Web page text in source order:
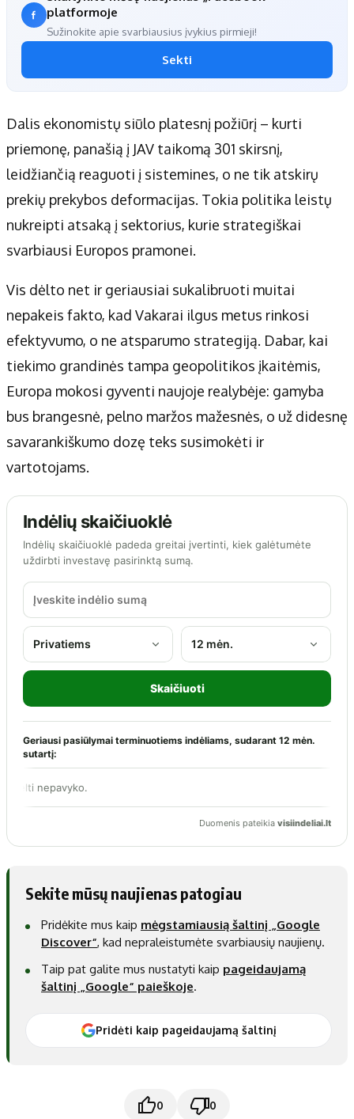
platformoje
Sužinokite apie svarbiausius įvykius pirmieji!
Sekti
Dalis ekonomistų siūlo platesnį požiūrį – kurti
priemonę, panašią į JAV taikomą 301 skirsnį,
leidžiančią reaguoti į sistemines, o ne tik atskirų
prekių prekybos deformacijas. Tokia politika leistų
nukreipti atsaką į sektorius, kurie strategiškai
svarbiausi Europos pramonei.
Vis dėlto net ir geriausiai sukalibruoti muitai
nepakeis fakto, kad Vakarai ilgus metus rinkosi
efektyvumo, o ne atsparumo strategiją. Dabar, kai
tiekimo grandinės tampa geopolitikos įkaitėmis,
Europa mokosi gyventi naujoje realybėje: gamyba
bus brangesnė, pelno maržos mažesnės, o už didesnę
savarankiškumo dozę teks susimokėti ir
vartotojams.
Sekite mūsų naujienas patogiau
Pridėkite mus kaip mėgstamiausią šaltinį „Google
Discover“, kad nepraleistumėte svarbiausių naujienų.
Taip pat galite mus nustatyti kaip pageidaujamą
šaltinį „Google“ paieškoje.
Pridėti kaip pageidaujamą šaltinį
0 0